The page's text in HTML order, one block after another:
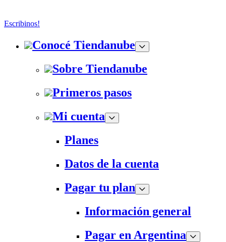
Escribinos!
Conocé Tiendanube
Sobre Tiendanube
Primeros pasos
Mi cuenta
Planes
Datos de la cuenta
Pagar tu plan
Información general
Pagar en Argentina